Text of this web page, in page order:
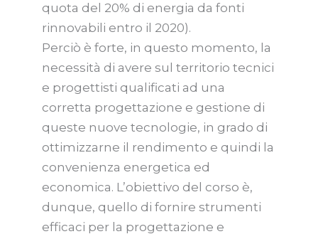
quota del 20% di energia da fonti
rinnovabili entro il 2020).
Perciò è forte, in questo momento, la
necessità di avere sul territorio tecnici
e progettisti qualificati ad una
corretta progettazione e gestione di
queste nuove tecnologie, in grado di
ottimizzarne il rendimento e quindi la
convenienza energetica ed
economica. L’obiettivo del corso è,
dunque, quello di fornire strumenti
efficaci per la progettazione e